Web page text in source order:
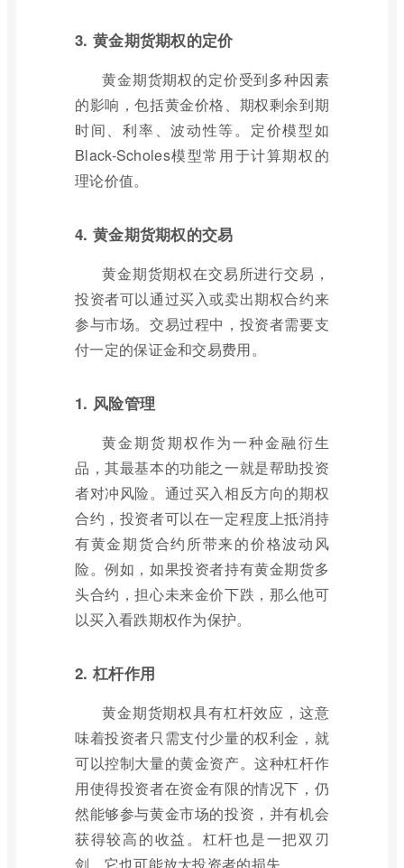
3. 黄金期货期权的定价
黄金期货期权的定价受到多种因素
的影响，包括黄金价格、期权剩余到期
时间、利率、波动性等。定价模型如
Black-Scholes模型常用于计算期权的
理论价值。
4. 黄金期货期权的交易
黄金期货期权在交易所进行交易，
投资者可以通过买入或卖出期权合约来
参与市场。交易过程中，投资者需要支
付一定的保证金和交易费用。
1. 风险管理
黄金期货期权作为一种金融衍生
品，其最基本的功能之一就是帮助投资
者对冲风险。通过买入相反方向的期权
合约，投资者可以在一定程度上抵消持
有黄金期货合约所带来的价格波动风
险。例如，如果投资者持有黄金期货多
头合约，担心未来金价下跌，那么他可
以买入看跌期权作为保护。
2. 杠杆作用
黄金期货期权具有杠杆效应，这意
味着投资者只需支付少量的权利金，就
可以控制大量的黄金资产。这种杠杆作
用使得投资者在资金有限的情况下，仍
然能够参与黄金市场的投资，并有机会
获得较高的收益。杠杆也是一把双刃